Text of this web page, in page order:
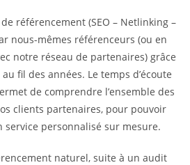
référencement (SEO – Netlinking –
nous-mêmes référenceurs (ou en
notre réseau de partenaires) grâce
fil des années. Le temps d’écoute
de comprendre l’ensemble des
clients partenaires, pour pouvoir
personnalisé sur mesure.
naturel, suite à un audit